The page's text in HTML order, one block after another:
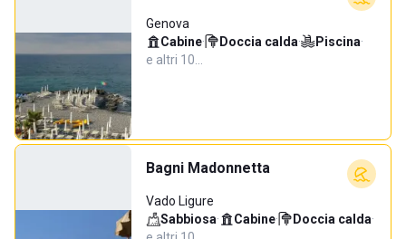
Genova
Cabine· Doccia calda· Piscina·
e altri 10…
Bagni Madonnetta
Vado Ligure
Sabbiosa· Cabine· Doccia calda·